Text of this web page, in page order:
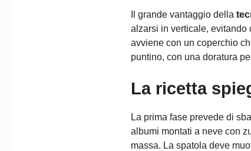
Il grande vantaggio della
alzarsi in verticale, evitando
avviene con un coperchio
puntino, con una doratura
La ricetta
La prima fase prevede di
albumi montati a neve con
massa. La spatola deve